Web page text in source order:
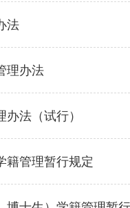
法
理办法
法（试行）
籍管理暂行规定